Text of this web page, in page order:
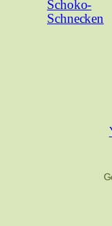
Schoko-
Schnecken